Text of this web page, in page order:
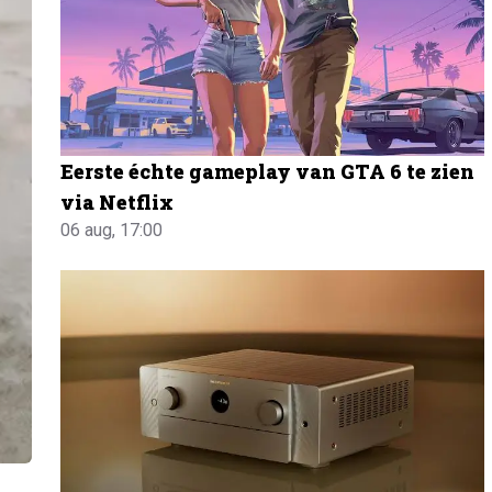
Eerste échte gameplay van GTA 6 te zien
via Netflix
06 aug, 17:00